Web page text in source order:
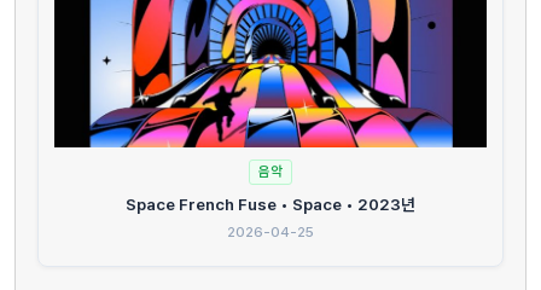
음악
Space French Fuse • Space • 2023년
2026-04-25